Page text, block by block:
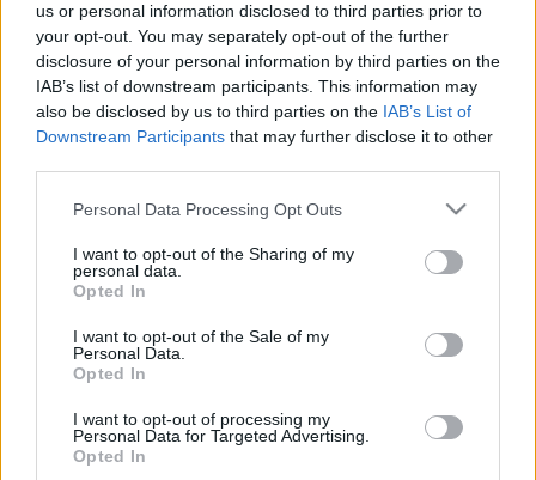
us or personal information disclosed to third parties prior to
your opt-out. You may separately opt-out of the further
disclosure of your personal information by third parties on the
IAB’s list of downstream participants. This information may
also be disclosed by us to third parties on the IAB’s List of
Downstream Participants that may further disclose it to other
Please note that this website/app uses one or more Google
not limited to your visit or usage behaviour. You may click to
grant or deny consent to Google and its third-party tags to
use your data for below specified purposes in below Google
consent section.
Personal Data Processing Opt Outs
I want to opt-out of the Sharing of my
personal data.
Opted In
I want to opt-out of the Sale of my
Personal Data.
Opted In
I want to opt-out of processing my
Personal Data for Targeted Advertising.
Opted In